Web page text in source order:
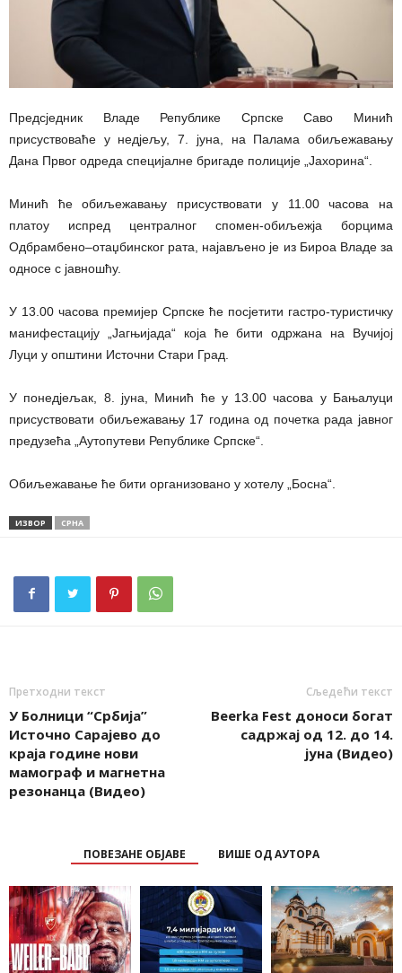
Предсједник Владе Републике Српске Саво Минић
присуствоваће у нед‌јељу, 7. јуна, на Палама обиљежавању
Дана Првог одреда специјалне бригаде полиције „Јахорина“.
Минић ће обиљежавању присуствовати у 11.00 часова на
платоу испред централног спомен-обиљежја борцима
Одбрамбено–отаџбинског рата, најављено је из Бироа Владе за
односе с јавношћу.
У 13.00 часова премијер Српске ће посјетити гастро-туристичку
манифестацију „Јагњијада“ која ће бити одржана на Вучијој
Луци у општини Источни Стари Град.
У понед‌јељак, 8. јуна, Минић ће у 13.00 часова у Бањалуци
присуствовати обиљежавању 17 година од почетка рада јавног
предузећа „Аутопутеви Републике Српске“.
Обиљежавање ће бити организовано у хотелу „Босна“.
ИЗВОР СРНА
Претходни текст
У Болници “Србија”
Источно Сарајево до
краја године нови
мамограф и магнетна
резонанца (Видео)
Сљедећи текст
Beerka Fest доноси богат
садржај од 12. до 14.
јуна (Видео)
ПОВЕЗАНЕ ОБЈАВЕ ВИШЕ ОД АУТОРА